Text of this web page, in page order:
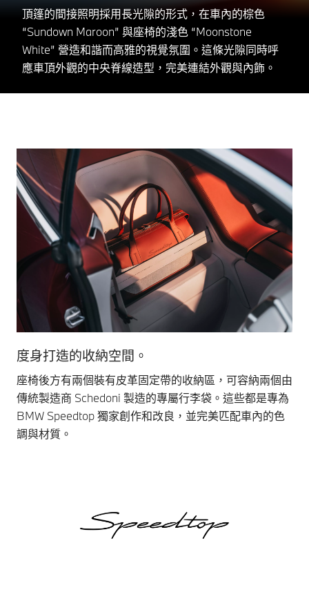
頂篷的間接照明採用長光隙的形式，在車內的棕色
“Sundown Maroon” 與座椅的淺色 “Moonstone
White” 營造和諧而高雅的視覺氛圍。這條光隙同時呼
應車頂外觀的中央脊線造型，完美連結外觀與內飾。
度身打造的收納空間。
座椅後方有兩個裝有皮革固定帶的收納區，可容納兩個由
傳統製造商 Schedoni 製造的專屬行李袋。這些都是專為
BMW Speedtop 獨家創作和改良，並完美匹配車內的色
調與材質。